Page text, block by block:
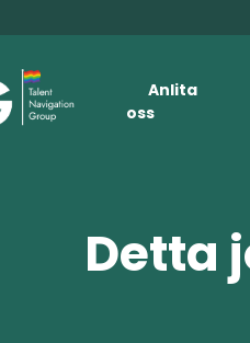
Anlita
oss
Detta